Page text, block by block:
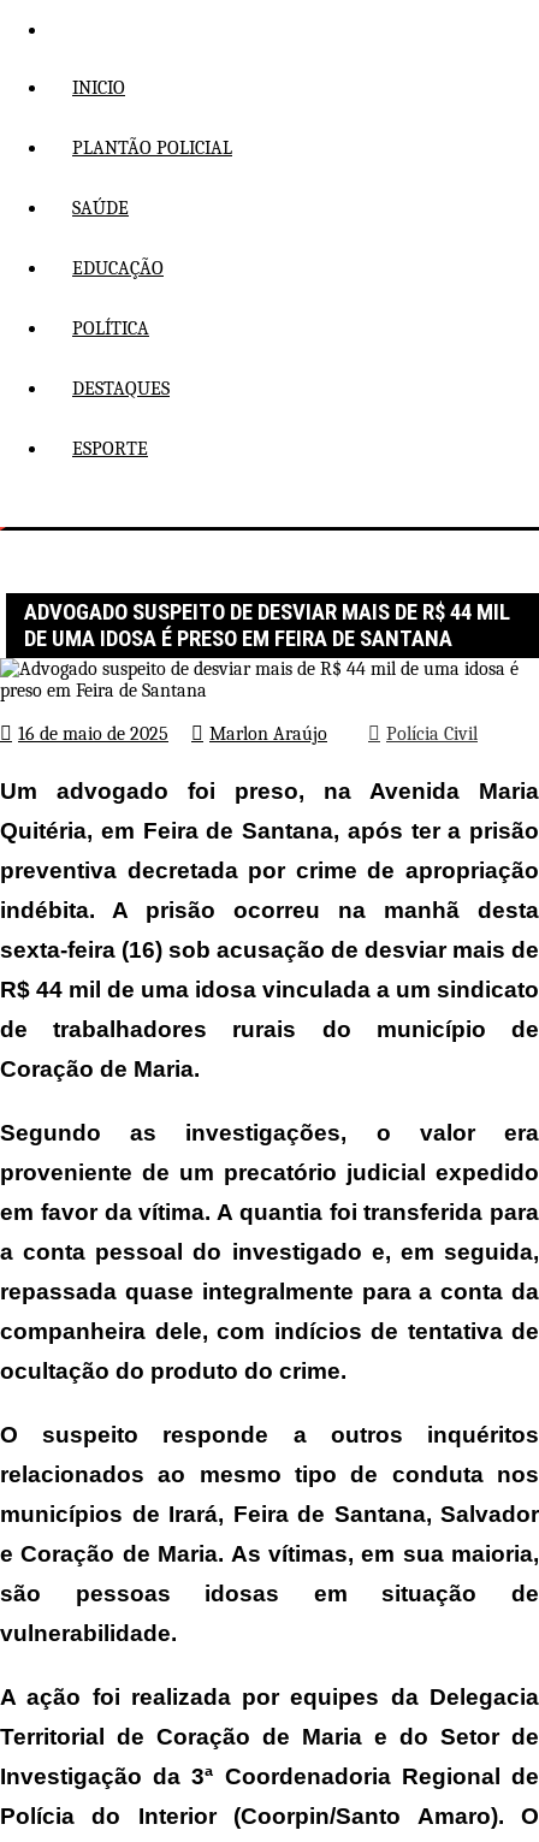
Pular
conteúdo INICIO
PLANTÃO POLICIAL
SAÚDE
EDUCAÇÃO
POLÍTICA
DESTAQUES
ESPORTE
ADVOGADO SUSPEITO DE DESVIAR MAIS DE R$ 44 MIL
DE UMA IDOSA É PRESO EM FEIRA DE SANTANA
16 de maio de 2025 Marlon Araújo Polícia Civil
Um advogado foi preso, na Avenida Maria
Quitéria, em Feira de Santana, após ter a prisão
preventiva decretada por crime de apropriação
indébita. A prisão ocorreu na manhã desta
sexta-feira (16) sob acusação de desviar mais de
R$ 44 mil de uma idosa vinculada a um sindicato
de trabalhadores rurais do município de
Coração de Maria.
Segundo as investigações, o valor era
proveniente de um precatório judicial expedido
em favor da vítima. A quantia foi transferida para
a conta pessoal do investigado e, em seguida,
repassada quase integralmente para a conta da
companheira dele, com indícios de tentativa de
ocultação do produto do crime.
O suspeito responde a outros inquéritos
relacionados ao mesmo tipo de conduta nos
municípios de Irará, Feira de Santana, Salvador
e Coração de Maria. As vítimas, em sua maioria,
são pessoas idosas em situação de
vulnerabilidade.
A ação foi realizada por equipes da Delegacia
Territorial de Coração de Maria e do Setor de
Investigação da 3ª Coordenadoria Regional de
Polícia do Interior (Coorpin/Santo Amaro). O